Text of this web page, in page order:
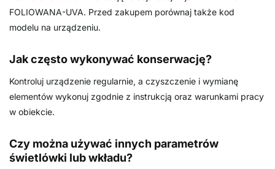
FOLIOWANA-UVA. Przed zakupem porównaj także kod
modelu na urządzeniu.
Jak często wykonywać konserwację?
Kontroluj urządzenie regularnie, a czyszczenie i wymianę
elementów wykonuj zgodnie z instrukcją oraz warunkami pracy
w obiekcie.
Czy można używać innych parametrów
świetlówki lub wkładu?